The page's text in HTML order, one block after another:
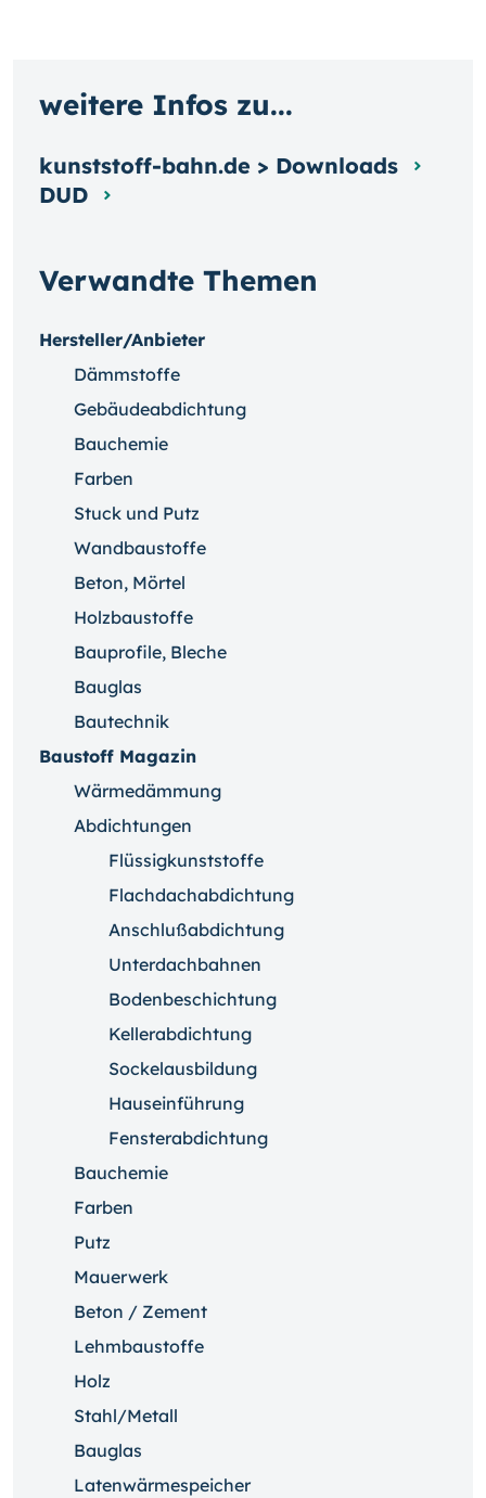
Verwandte Themen
Hersteller/Anbieter
Dämmstoffe
Gebäudeabdichtung
Bauchemie
Farben
Stuck und Putz
Wandbaustoffe
Beton, Mörtel
Holzbaustoffe
Bauprofile, Bleche
Bauglas
Bautechnik
Baustoff Magazin
Wärmedämmung
Abdichtungen
Flüssigkunststoffe
Flachdachabdichtung
Anschlußabdichtung
Unterdachbahnen
Bodenbeschichtung
Kellerabdichtung
Sockelausbildung
Hauseinführung
Fensterabdichtung
Bauchemie
Farben
Putz
Mauerwerk
Beton / Zement
Lehmbaustoffe
Holz
Stahl/Metall
Bauglas
Latenwärmespeicher
weitere Infos zu...
kunststoff-bahn.de > Downloads
DUD